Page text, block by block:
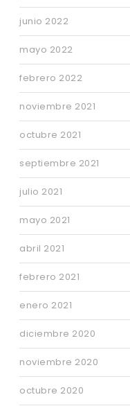
junio 2022
mayo 2022
febrero 2022
noviembre 2021
octubre 2021
septiembre 2021
julio 2021
mayo 2021
abril 2021
febrero 2021
enero 2021
diciembre 2020
noviembre 2020
octubre 2020